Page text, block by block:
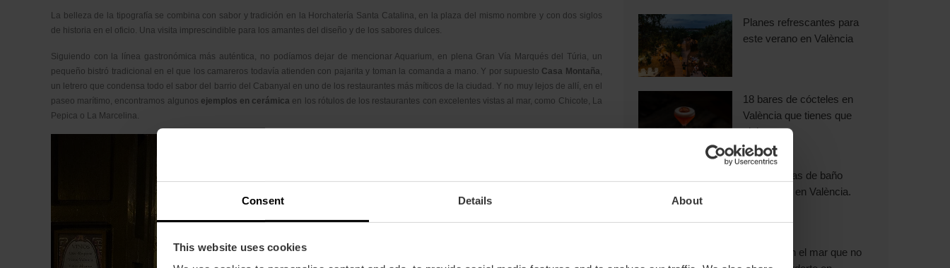
Consent Details About
This website uses cookies
La belleza de la tipografía se combina con sabor y tradición en la Horchatería Santa Catalina, en la plaza del mismo nombre y con dos siglos
de historia en el oficio. Una visita imprescindible para los amantes del diseño y de los sabores dulces.
Siguiendo con la línea gastronómica más auténtica, no podíamos dejar de mencionar Aquarium, en plena Gran Vía Marqués del Túria, un
pequeño bistró tradicional en el que los camareros todavía atienden con pajarita y toman la comanda a mano. Y por supuesto Casa Montaña,
un letrero que condensa todo el sabor del barrio del Cabanyal en uno de los restaurantes más míticos de la ciudad. Y no muy lejos de allí, en el
paseo marítimo, encontramos algunos ejemplos en cerámica en los rótulos de los restaurantes con excelentes vistas al mar, como Chicote, La
Pepica o La Marcelina.
Planes refrescantes para
este verano en València
18 bares de cócteles en
València que tienes que
visitar
Experiencias de baño
exclusivas en València.
9 planes en el mar que no